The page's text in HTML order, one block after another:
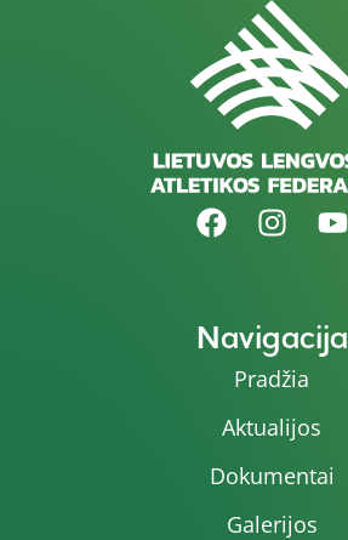
Navigacija
Pradžia
Aktualijos
Dokumentai
Galerijos